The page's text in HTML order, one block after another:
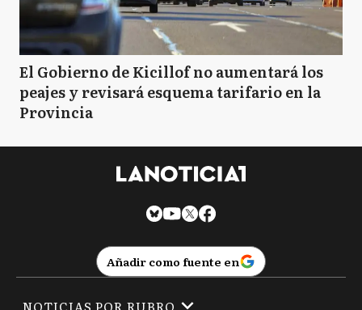
El Gobierno de Kicillof no aumentará los
peajes y revisará esquema tarifario en la
Provincia
Añadir como fuente en
NOTICIAS POR RUBRO